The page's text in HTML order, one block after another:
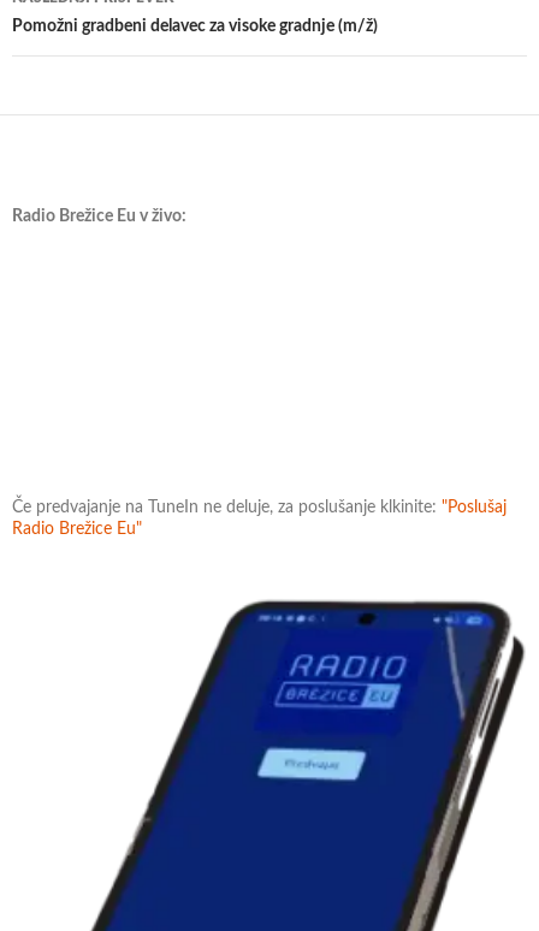
Pomožni gradbeni delavec za visoke gradnje (m/ž)
Radio Brežice Eu v živo:
Če predvajanje na TuneIn ne deluje, za poslušanje klkinite: "Poslušaj
Radio Brežice Eu"